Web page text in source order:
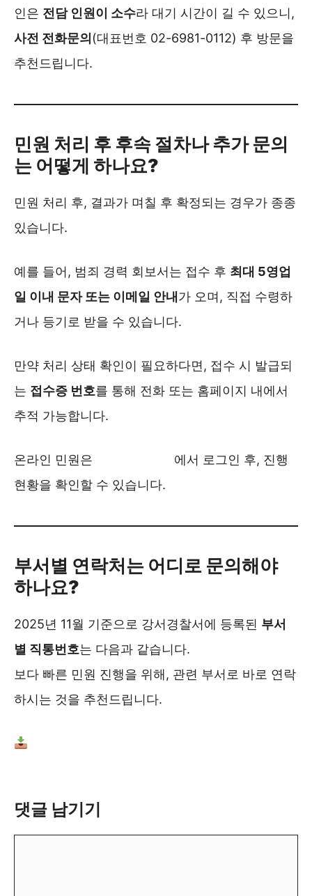
인은 전담 인원이 소수라 대기 시간이 길 수 있으니,
사전 전화문의 (대표번호 02-6981-0112) 후 방문을
추천드립니다.
민원 처리 후 후속 절차나 추가 문의
는 어떻게 하나요?
민원 처리 후, 결과가 며칠 후 확정되는 경우가 종종
있습니다.
예를 들어, 범죄 경력 회보서는 접수 후 최대 5영업
일 이내 문자 또는 이메일 안내 가 오며, 직접 수령하
거나 등기로 받을 수 있습니다.
만약 처리 상태 확인이 필요하다면, 접수 시 발급되
는 접수증 번호를 통해 전화 또는 홈페이지 내에서
추적 가능합니다.
온라인 민원은
에서 로그인 후, 진행
현황을 확인할 수 있습니다.
부서별 연락처는 어디로 문의해야
하나요?
2025년 11월 기준으로 강서경찰서에 등록된 부서
별 직통번호는 다음과 같습니다.
보다 빠른 민원 진행을 위해, 관련 부서로 바로 연락
하시는 것을 추천드립니다.
댓글 남기기